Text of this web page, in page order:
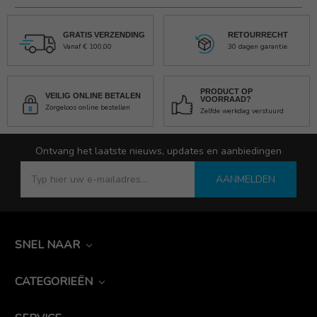
GRATIS VERZENDING
Vanaf € 100,00
RETOURRECHT
30 dagen garantie
VEILIG ONLINE BETALEN
Zorgeloos online bestellen
PRODUCT OP
VOORRAAD?
Zelfde werkdag verstuurd
Ontvang het laatste nieuws, updates en aanbiedingen
AANMELDEN
SNEL NAAR
CATEGORIEËN